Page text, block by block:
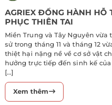
AGRIEX ĐỒNG HÀNH HỖ
PHỤC THIÊN TAI
Miền Trung và Tây Nguyên
sử trong tháng 11 và tháng 12
thiệt hại nặng nề về cơ sở vật
hưởng trực tiếp đến sinh kế
[…]
Xem thêm